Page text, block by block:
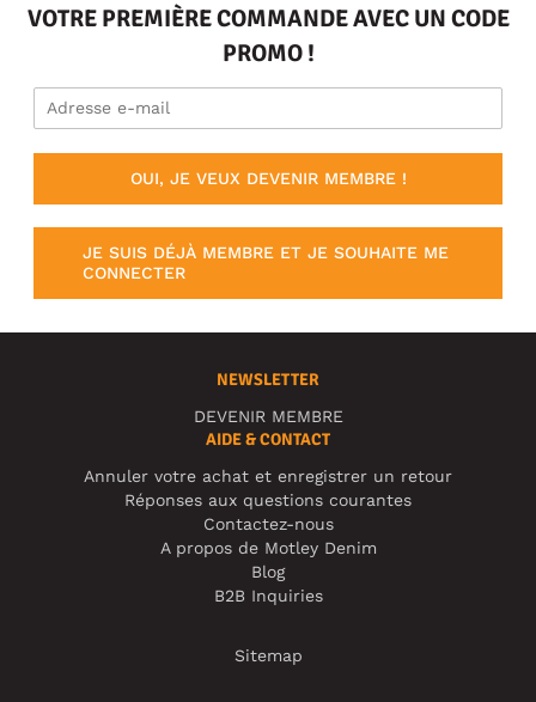
VOTRE PREMIÈRE COMMANDE AVEC UN CODE
PROMO !
OUI, JE VEUX DEVENIR MEMBRE !
JE SUIS DÉJÀ MEMBRE ET JE SOUHAITE ME
CONNECTER
NEWSLETTER
DEVENIR MEMBRE
AIDE & CONTACT
Annuler votre achat et enregistrer un retour
Réponses aux questions courantes
Contactez-nous
A propos de Motley Denim
Blog
B2B Inquiries
Sitemap